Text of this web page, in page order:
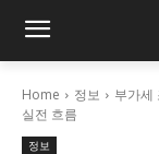
Home 정보
부가세
실전 흐름
정보